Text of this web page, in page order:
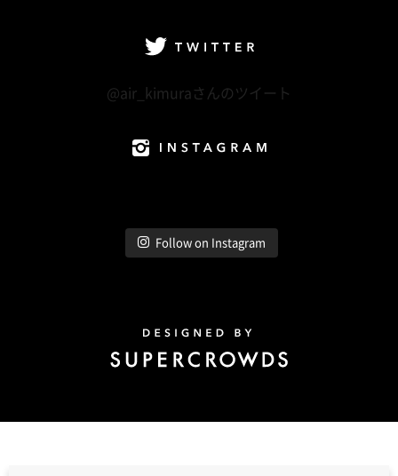
@air_kimuraさんのツイート
Follow on Instagram